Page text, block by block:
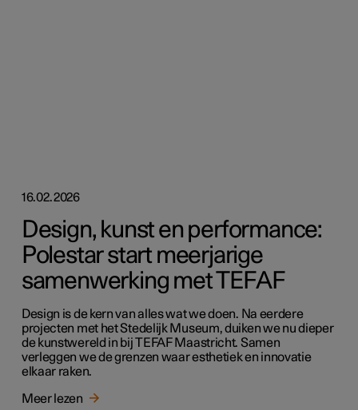
16.02.2026
Design, kunst en performance:
Polestar start meerjarige
samenwerking met TEFAF
Design is de kern van alles wat we doen. Na eerdere
projecten met het Stedelijk Museum, duiken we nu dieper
de kunstwereld in bij TEFAF Maastricht. Samen
verleggen we de grenzen waar esthetiek en innovatie
elkaar raken.
Meer lezen